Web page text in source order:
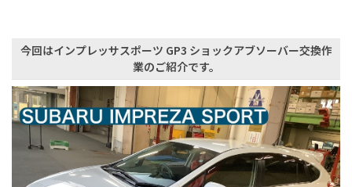
今回はインプレッサスポーツ GP3 ショックアブソーバー交換作
業のご紹介です。